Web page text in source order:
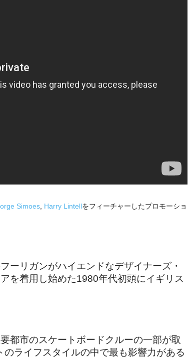
Simoes, Harry Lintellをフィーチャーしたプロモーショ
ーリガンがハイエンドなデザイナーズ・
を着用し始めた1980年代初頭にイギリス
都市のスケートボードクルーの一部が取
ライフスタイルの中で最も影響力がある